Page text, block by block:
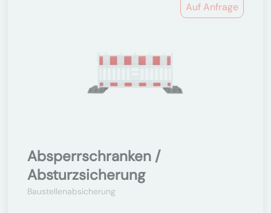
Auf Anfrage
Absperrschranken /
Absturzsicherung
Baustellenabsicherung